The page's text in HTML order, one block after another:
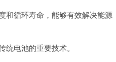
速
循环寿命，能够有效解决能源
电池的重要技术。